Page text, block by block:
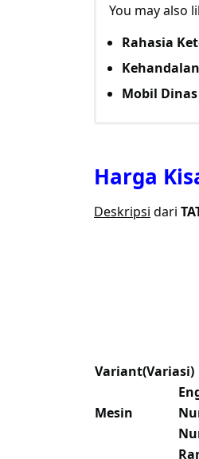
You may also
Rahasia
Mobil
Harga
Deskripsi dari
Variant(Variasi)
Mesin